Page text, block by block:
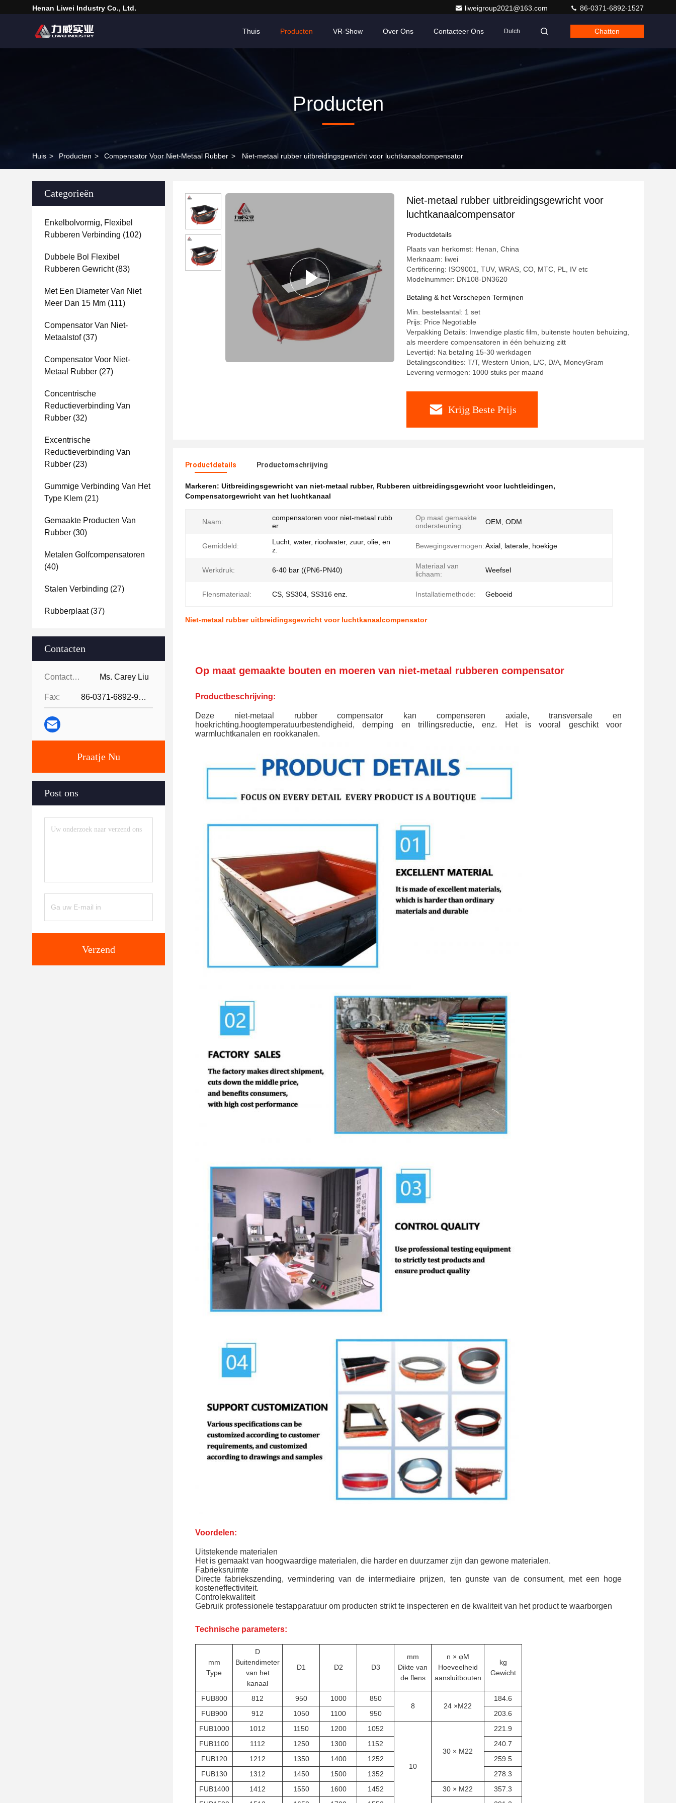
Henan Liwei Industry Co., Ltd. liweigroup2021@163.com 86-0371-6892-1527
Thuis Producten VR-Show Over Ons Contacteer Ons Dutch Chatten
Producten
Huis > Producten > Compensator Voor Niet-Metaal Rubber > Niet-metaal rubber uitbreidingsgewricht voor luchtkanaalcompensator
Categorieën
Enkelbolvormig, Flexibel
Rubberen Verbinding (102)
Dubbele Bol Flexibel
Rubberen Gewricht(83)
Met Een Diameter Van Niet
Meer Dan 15 Mm (111)
Compensator Van Niet-
Metaalstof(37)
Compensator Voor Niet-
Metaal Rubber (27)
Concentrische
Reductieverbinding Van
Rubber (32)
Excentrische
Reductieverbinding Van
Rubber (23)
Gummige Verbinding Van Het
Type Klem (21)
Gemaakte Producten Van
Rubber (30)
Metalen Golfcompensatoren
(40)
Stalen Verbinding (27)
Rubberplaat(37)
Contacten
Contacten: Ms. Carey Liu
Fax: 86-0371-6892-9024
Praatje Nu
Post ons
Verzend
Niet-metaal rubber uitbreidingsgewricht voor
luchtkanaalcompensator
Productdetails
Plaats van herkomst: Henan, China
Merknaam: liwei
Certificering: ISO9001, TUV, WRAS, CO, MTC, PL, IV etc
Modelnummer: DN108-DN3620
Betaling & het Verschepen Termijnen
Min. bestelaantal: 1 set
Prijs: Price Negotiable
Verpakking Details: Inwendige plastic film, buitenste houten behuizing,
als meerdere compensatoren in één behuizing zitt
Levertijd: Na betaling 15-30 werkdagen
Betalingscondities: T/T, Western Union, L/C, D/A, MoneyGram
Levering vermogen: 1000 stuks per maand
Krijg Beste Prijs
Productdetails Productomschrijving
Markeren: Uitbreidingsgewricht van niet-metaal rubber, Rubberen uitbreidingsgewricht voor luchtleidingen,
Compensatorgewricht van het luchtkanaal
Naam:
compensatoren voor niet-metaal rubb
er
Op maat gemaakte
ondersteuning:
OEM, ODM
Gemiddeld:
Lucht, water, rioolwater, zuur, olie, en
z.
Bewegingsvermogen:Axial, laterale, hoekige
Werkdruk: 6-40 bar ((PN6-PN40)
Materiaal van
lichaam:
Weefsel
Flensmateriaal: CS, SS304, SS316 enz. Installatiemethode: Geboeid
Niet-metaal rubber uitbreidingsgewricht voor luchtkanaalcompensator
Op maat gemaakte bouten en moeren van niet-metaal rubberen compensator
Productbeschrijving:
Deze niet-metaal rubber compensator kan compenseren axiale, transversale en
hoekrichting.hoogtemperatuurbestendigheid, demping en trillingsreductie, enz. Het is vooral geschikt voor
warmluchtkanalen en rookkanalen.
Voordelen:
Uitstekende materialen
Het is gemaakt van hoogwaardige materialen, die harder en duurzamer zijn dan gewone materialen.
Fabrieksruimte
Directe fabriekszending, vermindering van de intermediaire prijzen, ten gunste van de consument, met een hoge
kosteneffectiviteit.
Controlekwaliteit
Gebruik professionele testapparatuur om producten strikt te inspecteren en de kwaliteit van het product te waarborgen
Technische parameters:
mm
Type
D
Buitendimeter
van het
kanaal
D1 D2 D3
mm
Dikte van
de flens
n × φM
Hoeveelheid
aansluitbouten
kg
Gewicht
FUB800 812 950 1000
850
8
24 ×M22
184.6
FUB900
912 1050 1100 950
203.6
FUB1000
1012 1150 1200 1052
10
30 × M22
221.9
FUB1100
1112 1250 1300 1152
240.7
FUB120
1212 1350 1400 1252
259.5
FUB130
1312 1450 1500 1352
278.3
FUB1400
1412 1550 1600 1452 30 × M22
357.3